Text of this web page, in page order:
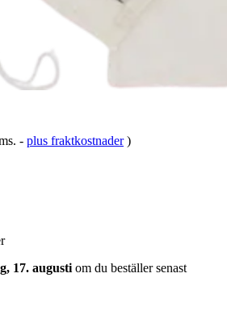
- plus fraktkostnader )
17. augusti om du beställer senast